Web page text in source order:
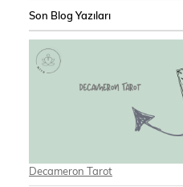
Son Blog Yazıları
Decameron Tarot